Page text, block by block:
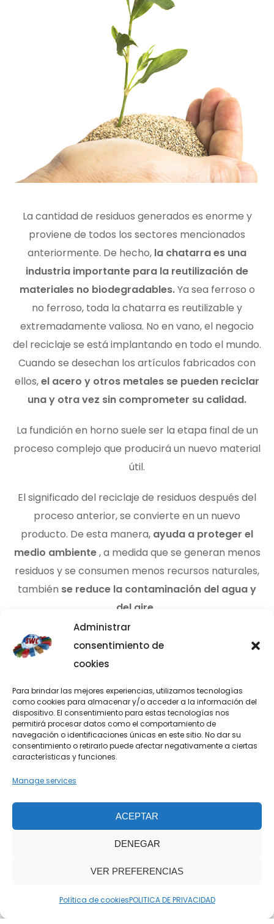
Administrar
consentimiento de
cookies
Para brindar las mejores experiencias, utilizamos tecnologías
como cookies para almacenar y/o acceder a la información del
dispositivo. El consentimiento para estas tecnologías nos
permitirá procesar datos como el comportamiento de
navegación o identificaciones únicas en este sitio. No dar su
consentimiento o retirarlo puede afectar negativamente a ciertas
características y funciones.
Manage services
ACEPTAR
DENEGAR
VER PREFERENCIAS
Política de cookiesPOLITICA DE PRIVACIDAD
La cantidad de residuos generados es enorme y
proviene de todos los sectores mencionados
anteriormente. De hecho, la chatarra es una
industria importante para la reutilización de
materiales no biodegradables.Ya sea ferroso o
no ferroso, toda la chatarra es reutilizable y
extremadamente valiosa. No en vano, el negocio
del reciclaje se está implantando en todo el mundo.
Cuando se desechan los artículos fabricados con
ellos,el acero y otros metales se pueden reciclar
una y otra vez sin comprometer su calidad.
La fundición en horno suele ser la etapa final de un
proceso complejo que producirá un nuevo material
útil.
El significado del reciclaje de residuos después del
proceso anterior, se convierte en un nuevo
producto. De esta manera, ayuda a proteger el
medio ambiente, a medida que se generan menos
residuos y se consumen menos recursos naturales,
también se reduce la contaminación del agua y
del aire
SOLICITA TU
PRESUPUESTO
Te asesoramos de forma
personalizada
STEEL WORLD CONTAINER © 2022 CREATED BY